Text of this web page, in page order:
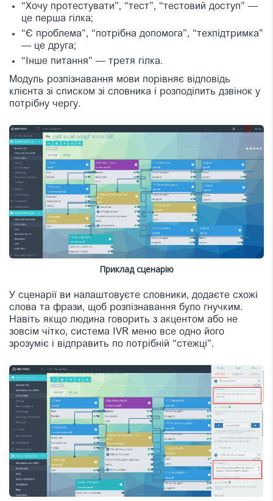
“Хочу протестувати”, “тест”, “тестовий доступ” —
це перша гілка;
“Є проблема”, “потрібна допомога”, “техпідтримка”
— це друга;
“Інше питання” — третя гілка.
Модуль розпізнавання мови порівняє відповідь
клієнта зі списком зі словника і розподілить дзвінок у
потрібну чергу.
Приклад сценарію
У сценарії ви налаштовуєте словники, додаєте схожі
слова та фрази, щоб розпізнавання було гнучким.
Навіть якщо людина говорить з акцентом або не
зовсім чітко, система IVR меню все одно його
зрозуміє і відправить по потрібній “стежці”.